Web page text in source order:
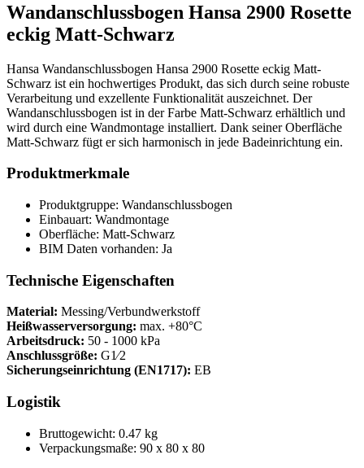
Wandanschlussbogen Hansa 2900 Rosette
eckig Matt-Schwarz
Hansa Wandanschlussbogen Hansa 2900 Rosette eckig Matt-
Schwarz ist ein hochwertiges Produkt, das sich durch seine robuste
Verarbeitung und exzellente Funktionalität auszeichnet. Der
Wandanschlussbogen ist in der Farbe Matt-Schwarz erhältlich und
wird durch eine Wandmontage installiert. Dank seiner Oberfläche
Matt-Schwarz fügt er sich harmonisch in jede Badeinrichtung ein.
Produktmerkmale
Produktgruppe: Wandanschlussbogen
Einbauart: Wandmontage
Oberfläche: Matt-Schwarz
BIM Daten vorhanden: Ja
Technische Eigenschaften
Material: Messing/Verbundwerkstoff
Heißwasserversorgung: max. +80°C
Arbeitsdruck: 50 - 1000 kPa
Anschlussgröße: G1⁄2
Sicherungseinrichtung (EN1717): EB
Logistik
Bruttogewicht: 0.47 kg
Verpackungsmaße: 90 x 80 x 80